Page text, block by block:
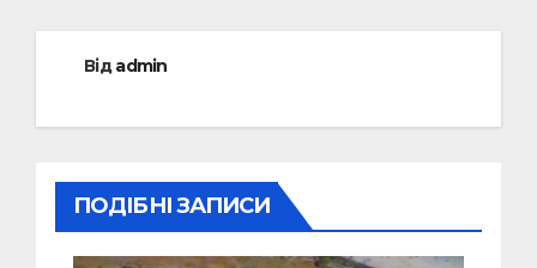
Відadmin
ПОДІБНІ ЗАПИСИ